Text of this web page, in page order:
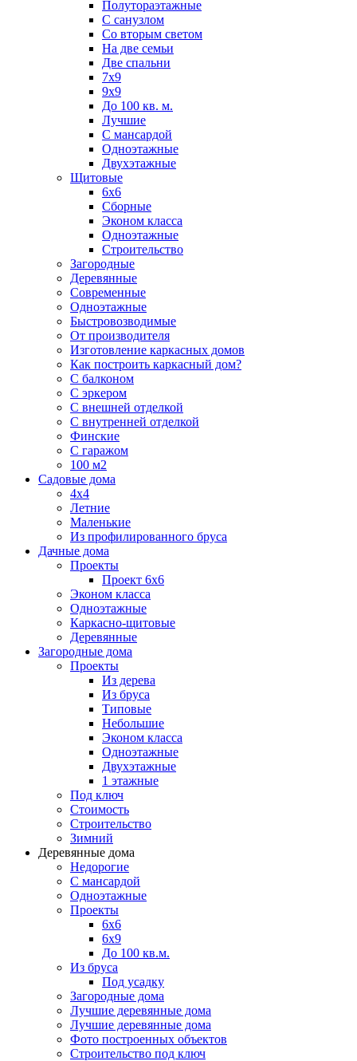
Полутораэтажные
С санузлом
Со вторым светом
На две семьи
Две спальни
7х9
9х9
До 100 кв. м.
Лучшие
С мансардой
Одноэтажные
Двухэтажные
Щитовые
6х6
Сборные
Эконом класса
Одноэтажные
Строительство
Загородные
Деревянные
Современные
Одноэтажные
Быстровозводимые
От производителя
Изготовление каркасных домов
Как построить каркасный дом?
С балконом
С эркером
С внешней отделкой
С внутренней отделкой
Финские
С гаражом
100 м2
Садовые дома
4х4
Летние
Маленькие
Из профилированного бруса
Дачные дома
Проекты
Проект 6х6
Эконом класса
Одноэтажные
Каркасно-щитовые
Деревянные
Загородные дома
Проекты
Из дерева
Из бруса
Типовые
Небольшие
Эконом класса
Одноэтажные
Двухэтажные
1 этажные
Под ключ
Стоимость
Строительство
Зимний
Деревянные дома
Недорогие
С мансардой
Одноэтажные
Проекты
6х6
6х9
До 100 кв.м.
Из бруса
Под усадку
Загородные дома
Лучшие деревянные дома
Лучшие деревянные дома
Фото построенных объектов
Строительство под ключ